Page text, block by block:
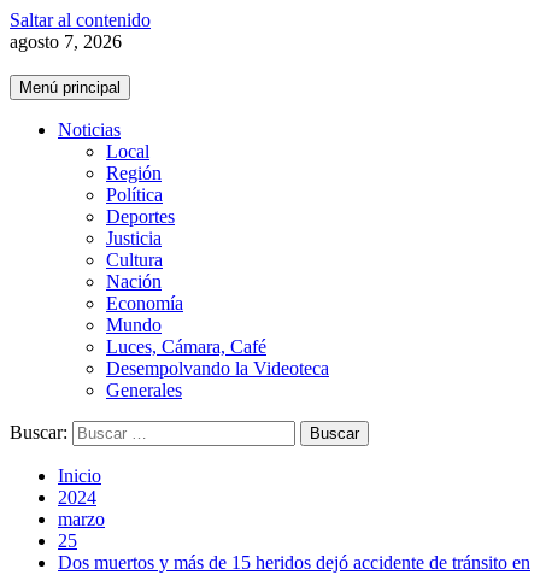
Saltar al contenido
agosto 7, 2026
Menú principal
Noticias
Local
Región
Política
Deportes
Justicia
Cultura
Nación
Economía
Mundo
Luces, Cámara, Café
Desempolvando la Videoteca
Generales
Buscar:
Inicio
2024
marzo
25
Dos muertos y más de 15 heridos dejó accidente de tránsito en